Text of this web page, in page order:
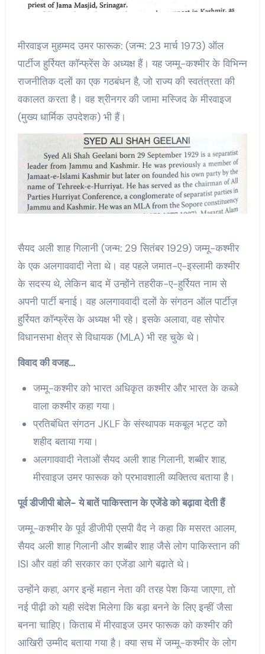
मीरवाइज मुहम्मद उमर फारूक: (जन्म: 23 मार्च 1973) ऑल
पार्टीज हुर्रियत कॉन्फ्रेंस के अध्यक्ष हैं। यह जम्मू-कश्मीर के विभिन्न
राजनीतिक दलों का एक गठबंधन है, जो राज्य की स्वतंत्रता की
वकालत करता है। वह श्रीनगर की जामा मस्जिद के मीरवाइज
(मुख्य धार्मिक उपदेशक) भी हैं।
सैयद अली शाह गिलानी (जन्म: 29 सितंबर 1929) जम्मू-कश्मीर
के एक अलगाववादी नेता थे। वह पहले जमात-ए-इस्लामी कश्मीर
के सदस्य थे, लेकिन बाद में उन्होंने तहरीक-ए-हुर्रियत नाम से
अपनी पार्टी बनाई। वह अलगाववादी दलों के संगठन ऑल पार्टीज़
हुर्रियत कॉन्फ्रेंस के अध्यक्ष भी रहे। इसके अलावा, वह सोपोर
विधानसभा क्षेत्र से विधायक (MLA) भी रह चुके थे।
विवाद की वजह…
जम्मू-कश्मीर को भारत अधिकृत कश्मीर और भारत के कब्जे
वाला कश्मीर कहा गया।
प्रतिबंधित संगठन JKLF के संस्थापक मकबूल भट्ट को
शहीद बताया गया।
अलगाववादी नेताओं सैयद अली शाह गिलानी, शब्बीर शाह,
मीरवाइज उमर फारूक को प्रभावशाली व्यक्तित्व बताया है।
पूर्व डीजीपी बोले- ये बातें पाकिस्तान के एजेंडे को बढ़ावा देती हैं
जम्मू-कश्मीर के पूर्व डीजीपी एसपी वैद ने कहा कि मसरत आलम,
सैयद अली शाह गिलानी और शब्बीर शाह जैसे लोग पाकिस्तान की
ISI और वहां की सरकार का एजेंडा आगे बढ़ाते थे।
उन्होंने कहा, अगर इन्हें महान नेता की तरह पेश किया जाएगा, तो
नई पीढ़ी को यही संदेश मिलेगा कि बड़ा बनने के लिए इन्हीं जैसा
बनना चाहिए। किताब में मीरवाइज उमर फारूक को कश्मीर की
आखिरी उम्मीद बताया गया है। क्या सच में जम्मू-कश्मीर के लोग